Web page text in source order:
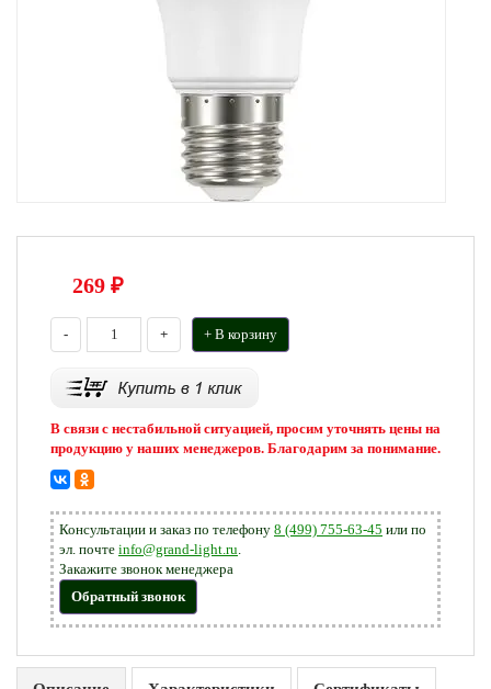
269 ₽
- + + В корзину
В связи с нестабильной ситуацией, просим уточнять цены на
продукцию у наших менеджеров. Благодарим за понимание.
Консультации и заказ по телефону 8 (499) 755-63-45 или по
эл. почте info@grand-light.ru.
Закажите звонок менеджера
Обратный звонок